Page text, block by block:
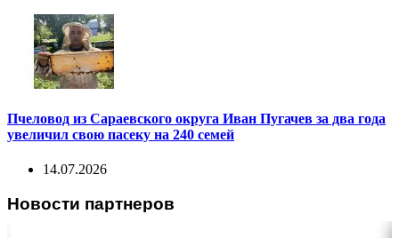
Пчеловод из Сараевского округа Иван Пугачев за два года
увеличил свою пасеку на 240 семей
14.07.2026
Новости партнеров